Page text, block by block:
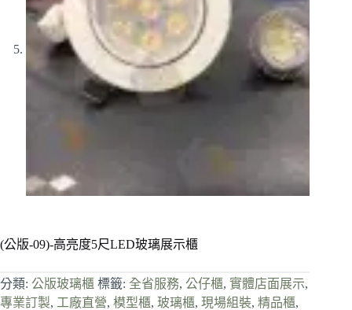
(公版-09)-高亮度5尺LED玻璃展示櫃
分類: 公版玻璃櫃 標籤: 全省服務, 公仔櫃, 實體店面展示,
專業訂製, 工廠直營, 模型櫃, 玻璃櫃, 現場組裝, 精品櫃,